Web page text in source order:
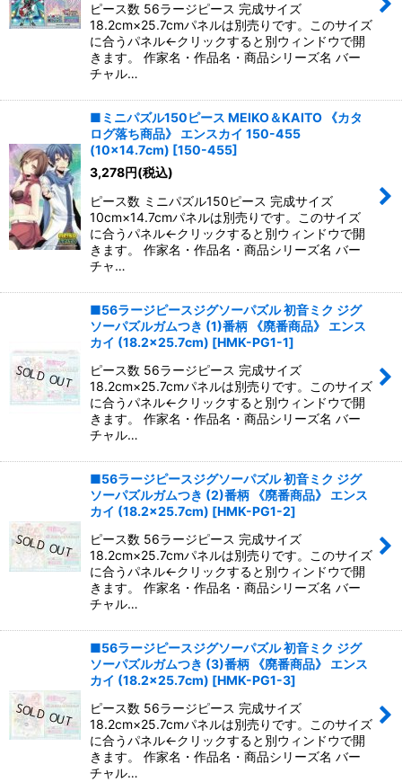
ピース数 56ラージピース 完成サイズ
18.2cm×25.7cmパネルは別売りです。このサイズ
に合うパネル←クリックすると別ウィンドウで開
きます。 作家名・作品名・商品シリーズ名 バー
チャル…
■ミニパズル150ピース MEIKO＆KAITO 《カタ
ログ落ち商品》 エンスカイ 150-455
(10×14.7cm) [150-455]
3,278円(税込)
ピース数 ミニパズル150ピース 完成サイズ
10cm×14.7cmパネルは別売りです。このサイズ
に合うパネル←クリックすると別ウィンドウで開
きます。 作家名・作品名・商品シリーズ名 バー
チャ…
■56ラージピースジグソーパズル 初音ミク ジグ
ソーパズルガムつき (1)番柄 《廃番商品》 エンス
カイ (18.2×25.7cm) [HMK-PG1-1]
ピース数 56ラージピース 完成サイズ
18.2cm×25.7cmパネルは別売りです。このサイズ
に合うパネル←クリックすると別ウィンドウで開
きます。 作家名・作品名・商品シリーズ名 バー
チャル…
■56ラージピースジグソーパズル 初音ミク ジグ
ソーパズルガムつき (2)番柄 《廃番商品》 エンス
カイ (18.2×25.7cm) [HMK-PG1-2]
ピース数 56ラージピース 完成サイズ
18.2cm×25.7cmパネルは別売りです。このサイズ
に合うパネル←クリックすると別ウィンドウで開
きます。 作家名・作品名・商品シリーズ名 バー
チャル…
■56ラージピースジグソーパズル 初音ミク ジグ
ソーパズルガムつき (3)番柄 《廃番商品》 エンス
カイ (18.2×25.7cm) [HMK-PG1-3]
ピース数 56ラージピース 完成サイズ
18.2cm×25.7cmパネルは別売りです。このサイズ
に合うパネル←クリックすると別ウィンドウで開
きます。 作家名・作品名・商品シリーズ名 バー
チャル…